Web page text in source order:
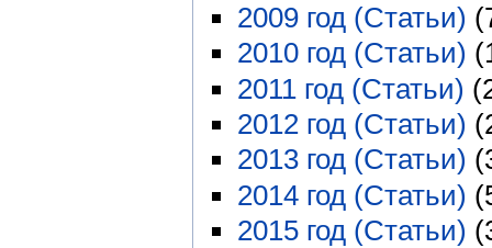
2009 год (Статьи)
2010 год (Статьи)
2011 год (Статьи)
2012 год (Статьи)
2013 год (Статьи)
2014 год (Статьи)
2015 год (Статьи)